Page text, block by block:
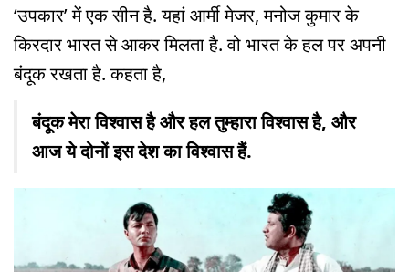
‘उपकार’ में एक सीन है. यहां आर्मी मेजर, मनोज कुमार के
किरदार भारत से आकर मिलता है. वो भारत के हल पर अपनी
बंदूक रखता है. कहता है,
बंदूक मेरा विश्वास है और हल तुम्हारा विश्वास है, और
आज ये दोनों इस देश का विश्वास हैं.